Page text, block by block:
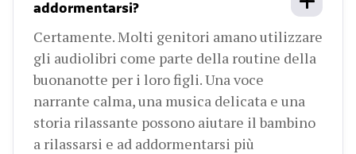
addormentarsi?
Certamente. Molti genitori amano utilizzare
gli audiolibri come parte della routine della
buonanotte per i loro figli. Una voce
narrante calma, una musica delicata e una
storia rilassante possono aiutare il bambino
a rilassarsi e ad addormentarsi più